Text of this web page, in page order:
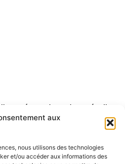
aux
nous utilisons des technologies
et/ou accéder aux informations des
présente les artistes réguliers